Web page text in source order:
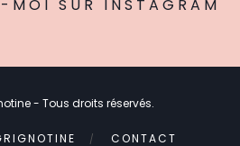
MOI SUR INSTAGRAM
- Tous droits réservés.
CONTACT